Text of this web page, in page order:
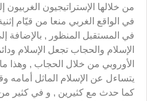
من خلالها الإستراتيجيون
في الواقع الغربي منعا من قيّام
في المستقبل المنظور , بالإضافة
الإسلام والحجاب تجعل الإسلام
الأوروبي من خلال الحجاب , وهذا
يتساءل عن الإسلام الماثل أمامه
كما حدث مع كثيرين , و في كثير من